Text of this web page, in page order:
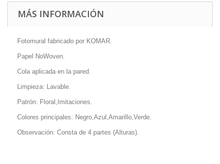
MÁS INFORMACIÓN
Fotomural fabricado por KOMAR.
Papel NoWoven.
Cola aplicada en la pared.
Limpieza: Lavable.
Patrón: Floral,Imitaciones.
Colores principales: Negro,Azul,Amarillo,Verde.
Observación: Consta de 4 partes (Alturas).